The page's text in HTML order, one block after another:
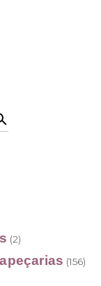
(2)
(156)